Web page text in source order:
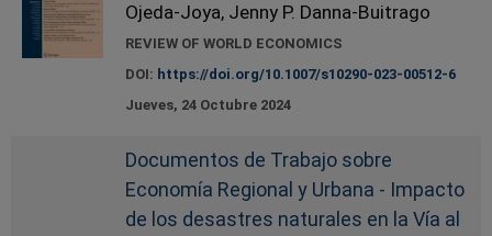
Ojeda-Joya, Jenny P. Danna-Buitrago
REVIEW OF WORLD ECONOMICS
DOI: https://doi.org/10.1007/s10290-023-00512-6
Jueves, 24 Octubre 2024
Documentos de Trabajo sobre
Economía Regional y Urbana - Impacto
de los desastres naturales en la Vía al